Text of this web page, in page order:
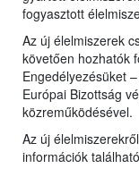
fogyasztott
Az új élelmiszerek
követően hozhatók
Engedélyezésüket
Európai Bizottság
közreműködésével.
Az új
információk